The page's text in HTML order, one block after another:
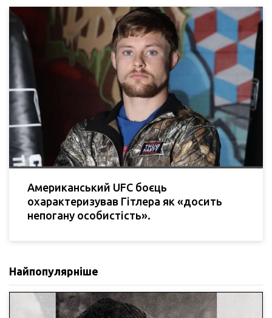
Американський UFC боєць
охарактеризував Гітлера як «досить
непогану особистість».
Найпопулярніше